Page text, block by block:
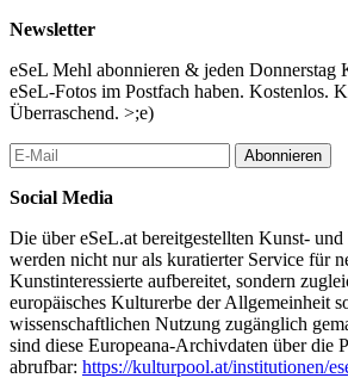
Newsletter
eSeL Mehl abonnieren & jeden
eSeL-Fotos im Postfach haben. Kostenlos.
Überraschend. >;e)
Abonnieren
Social Media
Die über eSeL.at bereitgestellten Kunst- und
werden nicht nur als kuratierter Service für
Kunstinteressierte aufbereitet, sondern
europäisches Kulturerbe der Allgemeinheit
wissenschaftlichen Nutzung zugänglich
sind diese Europeana-Archivdaten über die
abrufbar: https://kulturpool.at/institutionen/